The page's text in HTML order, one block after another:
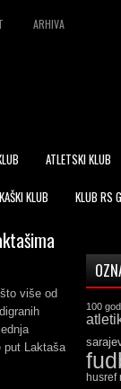
ARHIVA
ATLETSKI KLUB
KLUB KLUB RS
više od
put Laktaša
100
husref